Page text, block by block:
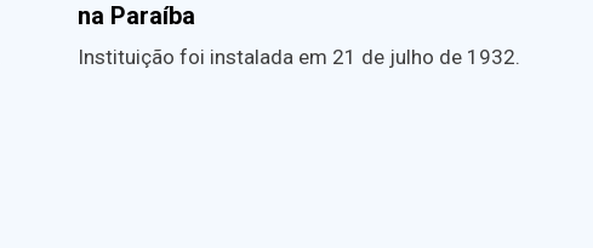
na Paraíba
Instituição foi instalada em 21 de julho de 1932.